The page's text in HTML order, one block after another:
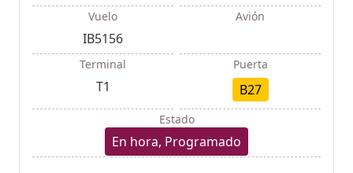
Vuelo
IB5156
Avión
Terminal
T1
Puerta
B27
Estado
En hora, Programado